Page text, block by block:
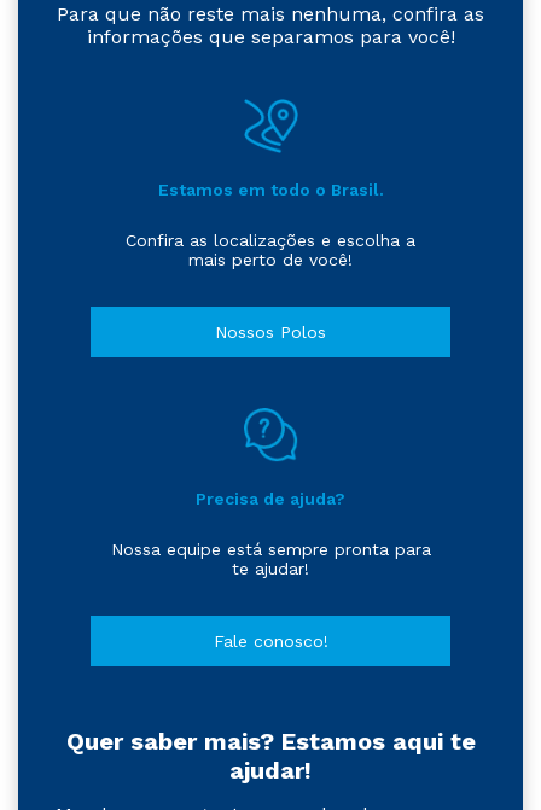
Para que não reste mais nenhuma, confira as
informações que separamos para você!
Estamos em todo o Brasil.
Confira as localizações e escolha a
mais perto de você!
Nossos Polos
Precisa de ajuda?
Nossa equipe está sempre pronta para
te ajudar!
Fale conosco!
Quer saber mais? Estamos aqui te
ajudar!